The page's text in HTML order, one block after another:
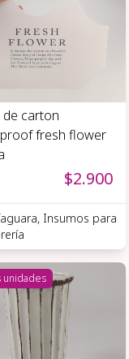
de carton
fresh flower
$2.900
Insumos para
unidades